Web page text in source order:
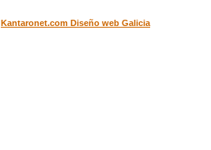
Kantaronet.com Diseño web Galicia